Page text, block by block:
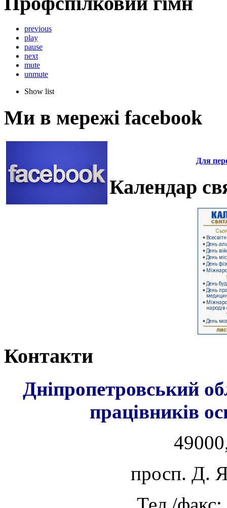
previous
play
pause
next
mute
unmute
Show list
Ми в мережі facebook
Для
Календар
Контакти
Дніпропетровський
працівників
просп. Д.